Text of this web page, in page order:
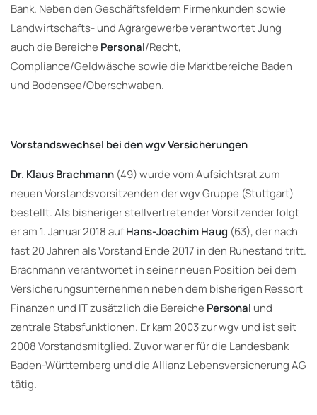
Bank. Neben den Geschäftsfeldern Firmenkunden sowie
Landwirtschafts- und Agrargewerbe verantwortet Jung
auch die Bereiche Personal/Recht,
Compliance/Geldwäsche sowie die Marktbereiche Baden
und Bodensee/Oberschwaben.
Vorstandswechsel bei den wgv Versicherungen
Dr. Klaus Brachmann (49) wurde vom Aufsichtsrat zum
neuen Vorstandsvorsitzenden der wgv Gruppe (Stuttgart)
bestellt. Als bisheriger stellvertretender Vorsitzender folgt
er am 1. Januar 2018 aufHans-Joachim Haug (63), der nach
fast 20 Jahren als Vorstand Ende 2017 in den Ruhestand tritt.
Brachmann verantwortet in seiner neuen Position bei dem
Versicherungsunternehmen neben dem bisherigen Ressort
Finanzen und IT zusätzlich die Bereiche Personal und
zentrale Stabsfunktionen. Er kam 2003 zur wgv und ist seit
2008 Vorstandsmitglied. Zuvor war er für die Landesbank
Baden-Württemberg und die Allianz Lebensversicherung AG
tätig.